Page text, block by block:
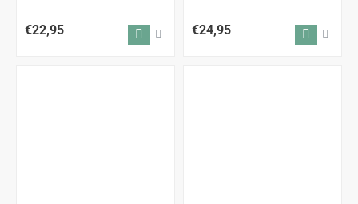
€22,95 €24,95